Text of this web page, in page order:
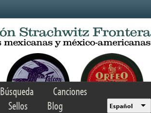
Búsqueda
Canciones
Sellos Blog Español